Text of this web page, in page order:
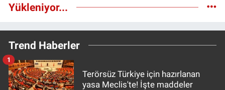
Yükleniyor...
Trend Haberler
Terörsüz Türkiye için hazırlanan
yasa Meclis'te! İşte maddeler
1